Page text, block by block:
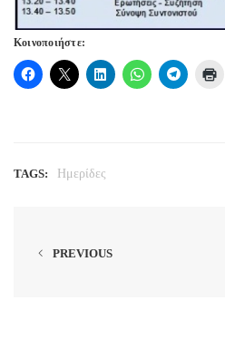
Κοινοποιήστε:
TAGS: Ημερίδες
PREVIOUS